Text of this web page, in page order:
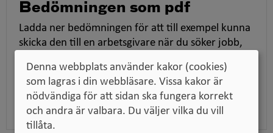
Bedömningen som pdf
Ladda ner bedömningen för att till exempel kunna
skicka den till en arbetsgivare när du söker jobb,
Ladda ner pdf
Denna webbplats använder kakor (cookies)
som lagras i din webbläsare. Vissa kakor är
nödvändiga för att sidan ska fungera korrekt
och andra är valbara. Du väljer vilka du vill
tillåta.